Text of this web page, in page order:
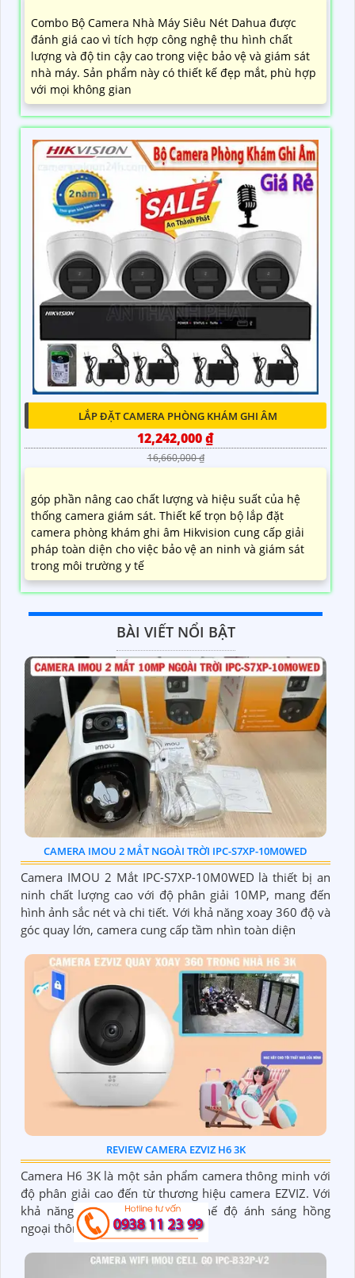
Combo Bộ Camera Nhà Máy Siêu Nét Dahua được
đánh giá cao vì tích hợp công nghệ thu hình chất
lượng và độ tin cậy cao trong việc bảo vệ và giám sát
nhà máy. Sản phẩm này có thiết kế đẹp mắt, phù hợp
với mọi không gian
LẮP ĐẶT CAMERA PHÒNG KHÁM GHI ÂM
12,242,000 ₫
16,660,000 ₫
góp phần nâng cao chất lượng và hiệu suất của hệ
thống camera giám sát. Thiết kế trọn bộ lắp đặt
camera phòng khám ghi âm Hikvision cung cấp giải
pháp toàn diện cho việc bảo vệ an ninh và giám sát
trong môi trường y tế
BÀI VIẾT NỔI BẬT
CAMERA IMOU 2 MẮT NGOÀI TRỜI IPC-S7XP-10M0WED
Camera IMOU 2 Mắt IPC-S7XP-10M0WED là thiết bị an
ninh chất lượng cao với độ phân giải 10MP, mang đến
hình ảnh sắc nét và chi tiết. Với khả năng xoay 360 độ và
góc quay lớn, camera cung cấp tầm nhìn toàn diện
REVIEW CAMERA EZVIZ H6 3K
Camera H6 3K là một sản phẩm camera thông minh với
độ phân giải cao đến từ thương hiệu camera EZVIZ. Với
khả năng quay xoay 360 độ, chế độ ánh sáng hồng
ngoại thông minh cùng...